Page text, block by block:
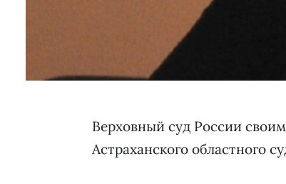
Верховный суд России
Астраханского областного